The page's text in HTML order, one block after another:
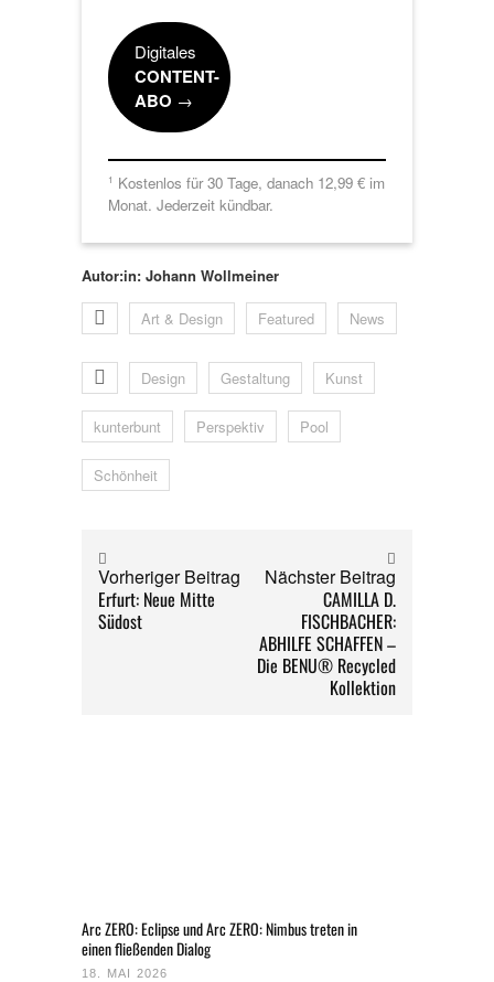
Digitales
CONTENT-
ABO →
1 Kostenlos für 30 Tage, danach 12,99 € im
Monat. Jederzeit kündbar.
Autor:in: Johann Wollmeiner
Art & Design Featured News
Design Gestaltung Kunst
kunterbunt Perspektiv Pool
Schönheit
Vorheriger Beitrag
Erfurt: Neue Mitte
Südost
Nächster Beitrag
CAMILLA D.
FISCHBACHER:
ABHILFE SCHAFFEN –
Die BENU® Recycled
Kollektion
Arc ZERO: Eclipse und Arc ZERO: Nimbus treten in
einen fließenden Dialog
18. MAI 2026